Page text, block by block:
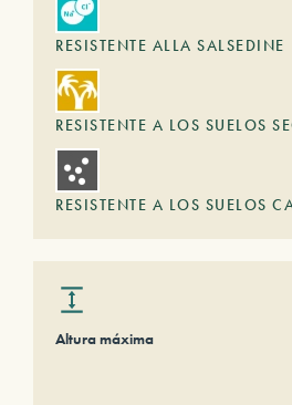
RESISTENTE ALLA SALSEDINE
RESISTENTE A LOS SUELOS
RESISTENTE A LOS SUELOS
Altura máxima